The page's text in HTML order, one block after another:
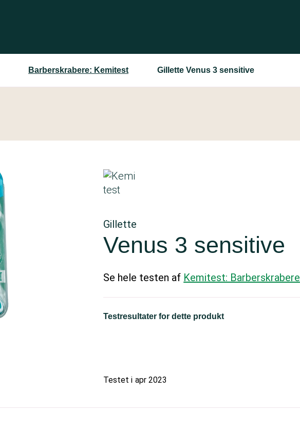
Barberskrabere: Kemitest Gillette Venus 3 sensitive
Gillette
Venus 3 sensitive
Se hele testen af Kemitest: Barberskrabere
Testresultater for dette produkt
Testet i apr 2023